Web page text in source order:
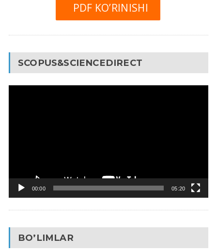
PDF KO’RINISHI
SCOPUS&SCIENCEDIRECT
00:00 05:20
BO’LIMLAR